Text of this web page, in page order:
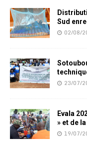
Sud
02/08/
23/07/
Evala
» et de
19/07/